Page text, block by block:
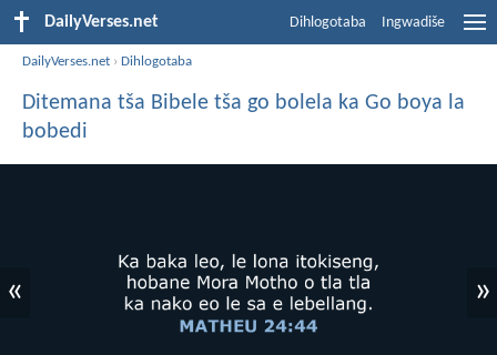
DailyVerses.net Dihlogotaba Ingwadiše
DailyVerses.net ›Dihlogotaba
Ditemana tša Bibele tša go bolela ka Go boya la
bobedi
« »